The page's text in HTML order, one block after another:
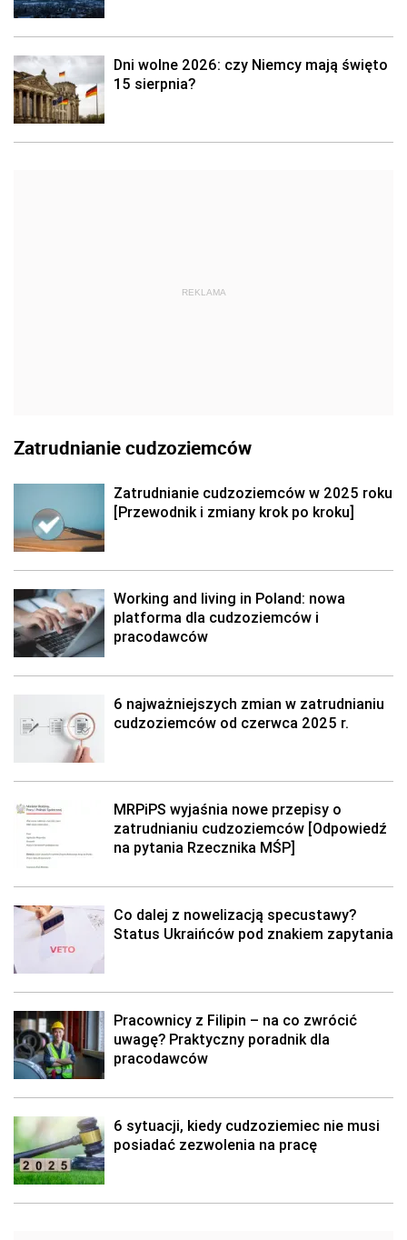
Dni wolne 2026: czy Niemcy mają święto
15 sierpnia?
REKLAMA
Zatrudnianie cudzoziemców
Zatrudnianie cudzoziemców w 2025 roku
[Przewodnik i zmiany krok po kroku]
Working and living in Poland: nowa
platforma dla cudzoziemców i
pracodawców
6 najważniejszych zmian w zatrudnianiu
cudzoziemców od czerwca 2025 r.
MRPiPS wyjaśnia nowe przepisy o
zatrudnianiu cudzoziemców [Odpowiedź
na pytania Rzecznika MŚP]
Co dalej z nowelizacją specustawy?
Status Ukraińców pod znakiem zapytania
Pracownicy z Filipin – na co zwrócić
uwagę? Praktyczny poradnik dla
pracodawców
6 sytuacji, kiedy cudzoziemiec nie musi
posiadać zezwolenia na pracę